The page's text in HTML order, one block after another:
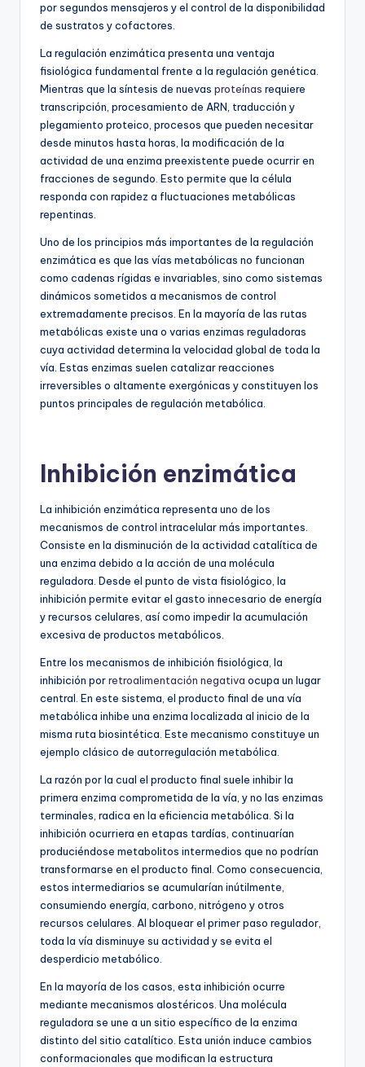
por segundos mensajeros y el control de la disponibilidad
de sustratos y cofactores.
La regulación enzimática presenta una ventaja
fisiológica fundamental frente a la regulación genética.
Mientras que la síntesis de nuevas proteínas requiere
transcripción, procesamiento de ARN, traducción y
plegamiento proteico, procesos que pueden necesitar
desde minutos hasta horas, la modificación de la
actividad de una enzima preexistente puede ocurrir en
fracciones de segundo. Esto permite que la célula
responda con rapidez a fluctuaciones metabólicas
repentinas.
Uno de los principios más importantes de la regulación
enzimática es que las vías metabólicas no funcionan
como cadenas rígidas e invariables, sino como sistemas
dinámicos sometidos a mecanismos de control
extremadamente precisos. En la mayoría de las rutas
metabólicas existe una o varias enzimas reguladoras
cuya actividad determina la velocidad global de toda la
vía. Estas enzimas suelen catalizar reacciones
irreversibles o altamente exergónicas y constituyen los
puntos principales de regulación metabólica.
Inhibición enzimática
La inhibición enzimática representa uno de los
mecanismos de control intracelular más importantes.
Consiste en la disminución de la actividad catalítica de
una enzima debido a la acción de una molécula
reguladora. Desde el punto de vista fisiológico, la
inhibición permite evitar el gasto innecesario de energía
y recursos celulares, así como impedir la acumulación
excesiva de productos metabólicos.
Entre los mecanismos de inhibición fisiológica, la
inhibición porretroalimentación negativa ocupa un lugar
central. En este sistema, el producto final de una vía
metabólica inhibe una enzima localizada al inicio de la
misma ruta biosintética. Este mecanismo constituye un
ejemplo clásico de autorregulación metabólica.
La razón por la cual el producto final suele inhibir la
primera enzima comprometida de la vía, y no las enzimas
terminales, radica en la eficiencia metabólica. Si la
inhibición ocurriera en etapas tardías, continuarían
produciéndose metabolitos intermedios que no podrían
transformarse en el producto final. Como consecuencia,
estos intermediarios se acumularían inútilmente,
consumiendo energía, carbono, nitrógeno y otros
recursos celulares. Al bloquear el primer paso regulador,
toda la vía disminuye su actividad y se evita el
desperdicio metabólico.
En la mayoría de los casos, esta inhibición ocurre
mediante mecanismos alostéricos. Una molécula
reguladora se une a un sitio específico de la enzima
distinto del sitio catalítico. Esta unión induce cambios
conformacionales que modifican la estructura